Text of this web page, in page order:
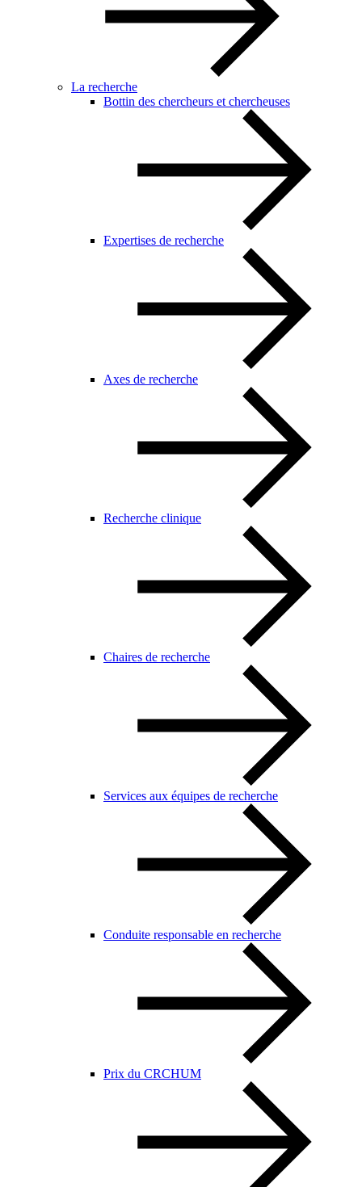
La recherche
Bottin des chercheurs et chercheuses
Expertises de recherche
Axes de recherche
Recherche clinique
Chaires de recherche
Services aux équipes de recherche
Conduite responsable en recherche
Prix du CRCHUM